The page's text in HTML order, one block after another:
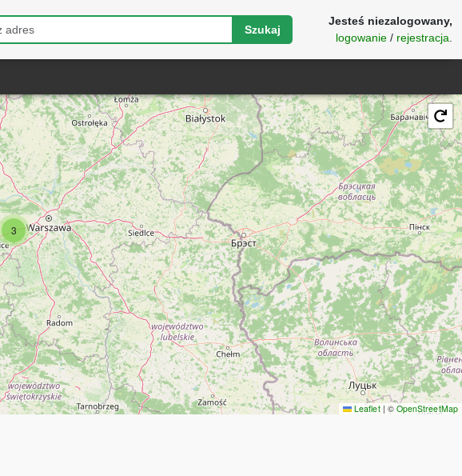
Szukaj
Jesteś niezalogowany,
logowanie / rejestracja
3
Leaflet | © OpenStreetMap